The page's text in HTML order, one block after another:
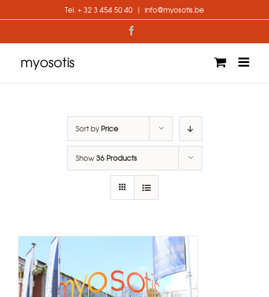
to
Tel. + 32 3 454 50 40 | info@myosotis.be
Sort byPrice
Show36 Products